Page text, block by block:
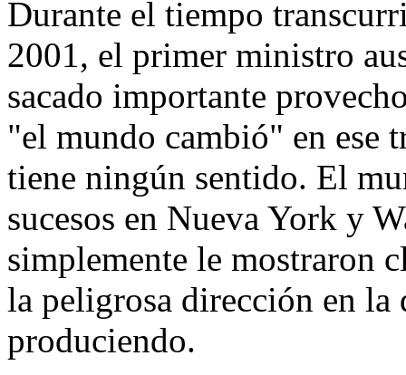
Durante el tiempo
2001, el primer ministro
sacado importante
"el mundo cambió" en ese
tiene ningún sentido. El
sucesos en Nueva York y
simplemente le mostraron
la peligrosa dirección en la
produciendo.